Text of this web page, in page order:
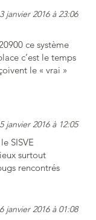
janvier 2016 à 23:06
ce système
c’est le temps
le « vrai »
janvier 2016 à 12:05
SISVE
surtout
rencontrés
janvier 2016 à 01:08